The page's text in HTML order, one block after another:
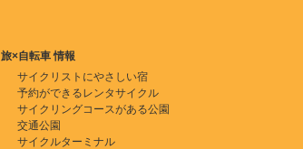
旅×自転車 情報
サイクリストにやさしい宿
予約ができるレンタサイクル
サイクリングコースがある公園
交通公園
サイクルターミナル